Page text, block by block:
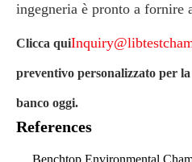
ingegneria è pronto a fornire
Clicca qui
preventivo personalizzato per
banco oggi.
References
Benchtop Environmental